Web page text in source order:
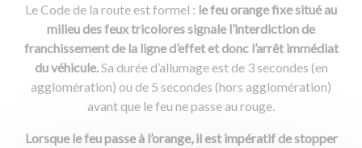
Le Code de la route est formel : le feu orange fixe situé au
milieu des feux tricolores signale l’interdiction de
franchissement de la ligne d’effet et donc l’arrêt immédiat
du véhicule.Sa durée d’allumage est de 3 secondes (en
agglomération) ou de 5 secondes (hors agglomération)
avant que le feu ne passe au rouge.
Lorsque le feu passe à l’orange, il est impératif de stopper